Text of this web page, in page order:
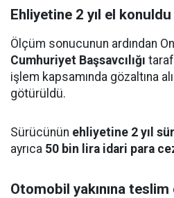
Ehliyetine 2 yıl el konuldu
Ölçüm sonucunun ardından
Cumhuriyet Başsavcılığı
işlem kapsamında gözaltına
götürüldü.
Sürücünün ehliyetine 2 yıl
ayrıca 50 bin lira idari para
Otomobil yakınına teslim